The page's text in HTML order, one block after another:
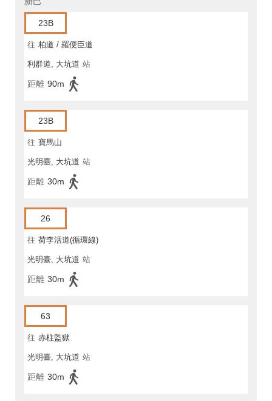
23B
往 柏道 / 羅便臣道
利群道, 大坑道 站
距離 90m
23B
往 寶馬山
光明臺, 大坑道 站
距離 30m
26
往 荷李活道(循環線)
光明臺, 大坑道 站
距離 30m
63
往 赤柱監獄
光明臺, 大坑道 站
距離 30m